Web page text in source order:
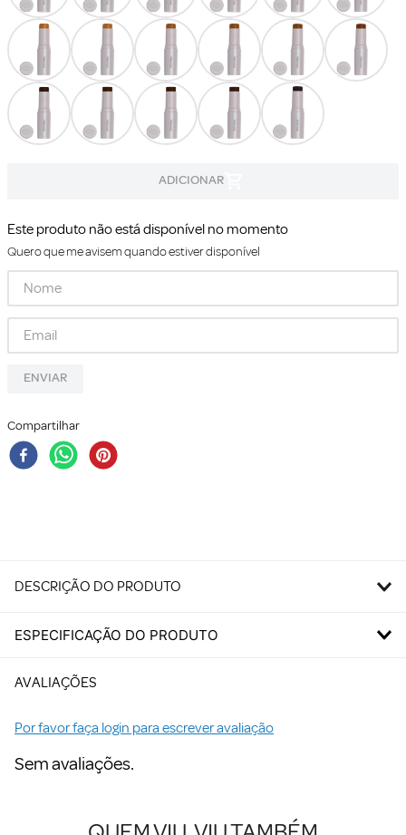
Este produto não está disponível no momento
Quero que me avisem quando estiver disponível
ENVIAR
Compartilhar
DESCRIÇÃO DO PRODUTO
ESPECIFICAÇÃO DO PRODUTO
AVALIAÇÕES
Por favor faça login para escrever avaliação
Sem avaliações.